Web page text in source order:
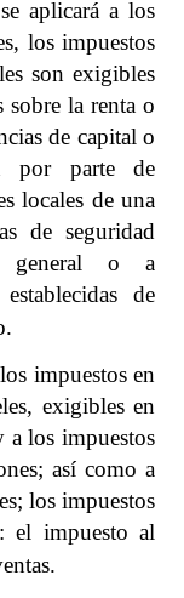
aplicará a los
los impuestos
son exigibles
sobre la renta o
de capital o
por parte de
locales de una
de seguridad
general o a
de
impuestos en
exigibles en
a los impuestos
así como a
los impuestos
el impuesto al